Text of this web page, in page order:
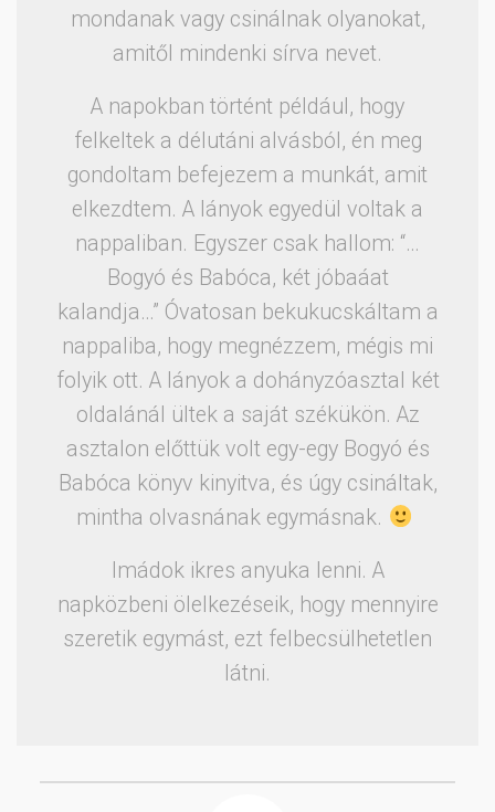
mondanak vagy csinálnak olyanokat,
amitől mindenki sírva nevet.
A napokban történt például, hogy
felkeltek a délutáni alvásból, én meg
gondoltam befejezem a munkát, amit
elkezdtem. A lányok egyedül voltak a
nappaliban. Egyszer csak hallom: “…
Bogyó és Babóca, két jóbaáat
kalandja…” Óvatosan bekukucskáltam a
nappaliba, hogy megnézzem, mégis mi
folyik ott. A lányok a dohányzóasztal két
oldalánál ültek a saját székükön. Az
asztalon előttük volt egy-egy Bogyó és
Babóca könyv kinyitva, és úgy csináltak,
mintha olvasnának egymásnak.
Imádok ikres anyuka lenni. A
napközbeni ölelkezéseik, hogy mennyire
szeretik egymást, ezt felbecsülhetetlen
látni.